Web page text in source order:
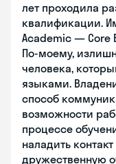
лет проходила
квалификации.
Academic — Core
По-моему,
человека,
языками.
способ
возможности
процессе
наладить
дружественную